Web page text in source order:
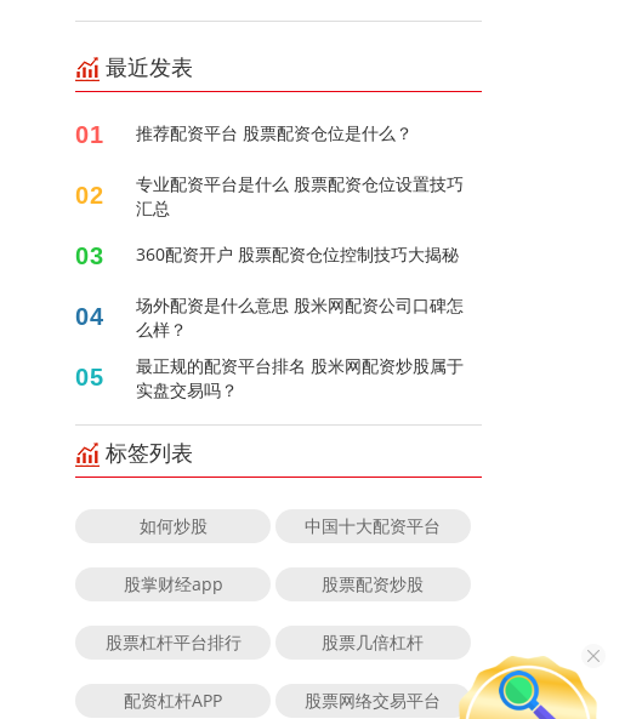
最近发表
01 推荐配资平台 股票配资仓位是什么？
02
专业配资平台是什么 股票配资仓位设置技巧
汇总
03 360配资开户 股票配资仓位控制技巧大揭秘
04
场外配资是什么意思 股米网配资公司口碑怎
么样？
05
最正规的配资平台排名 股米网配资炒股属于
实盘交易吗？
标签列表
如何炒股 中国十大配资平台
股掌财经app 股票配资炒股
股票杠杆平台排行 股票几倍杠杆
配资杠杆APP 股票网络交易平台